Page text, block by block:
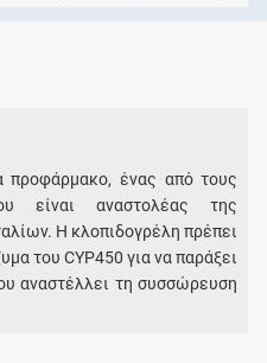
προφάρμακο, ένας από τους
είναι αναστολέας της
Η κλοπιδογρέλη πρέπει
του CYP450 για να παράξει
αναστέλλει τη συσσώρευση